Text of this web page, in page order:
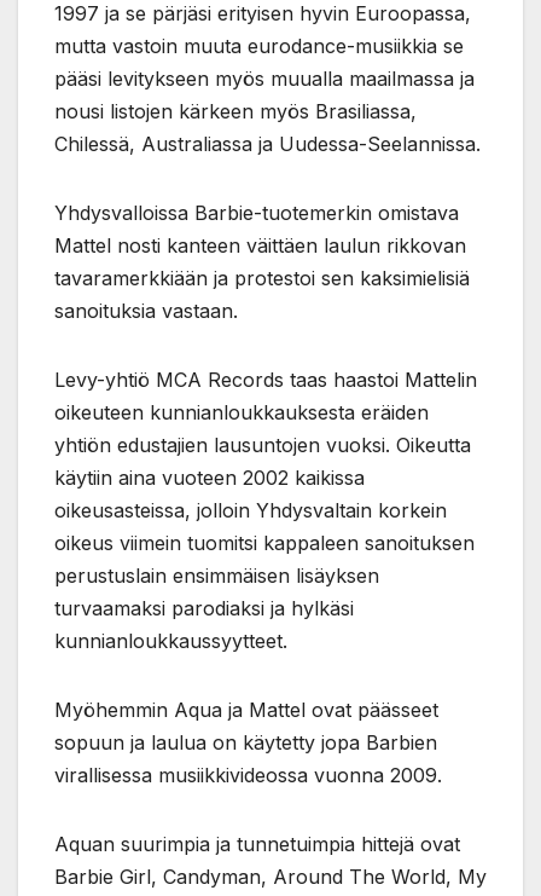
1997 ja se pärjäsi erityisen hyvin Euroopassa,
mutta vastoin muuta eurodance-musiikkia se
pääsi levitykseen myös muualla maailmassa ja
nousi listojen kärkeen myös Brasiliassa,
Chilessä, Australiassa ja Uudessa-Seelannissa.
Yhdysvalloissa Barbie-tuotemerkin omistava
Mattel nosti kanteen väittäen laulun rikkovan
tavaramerkkiään ja protestoi sen kaksimielisiä
sanoituksia vastaan.
Levy-yhtiö MCA Records taas haastoi Mattelin
oikeuteen kunnianloukkauksesta eräiden
yhtiön edustajien lausuntojen vuoksi. Oikeutta
käytiin aina vuoteen 2002 kaikissa
oikeusasteissa, jolloin Yhdysvaltain korkein
oikeus viimein tuomitsi kappaleen sanoituksen
perustuslain ensimmäisen lisäyksen
turvaamaksi parodiaksi ja hylkäsi
kunnianloukkaussyytteet.
Myöhemmin Aqua ja Mattel ovat päässeet
sopuun ja laulua on käytetty jopa Barbien
virallisessa musiikkivideossa vuonna 2009.
Aquan suurimpia ja tunnetuimpia hittejä ovat
Barbie Girl, Candyman, Around The World, My